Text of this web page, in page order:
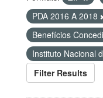
PDA 2016 A 2018
Benefícios
Instituto Nacional
Filter Results